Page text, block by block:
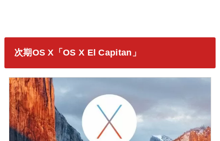
次期OS X「OS X El Capitan」